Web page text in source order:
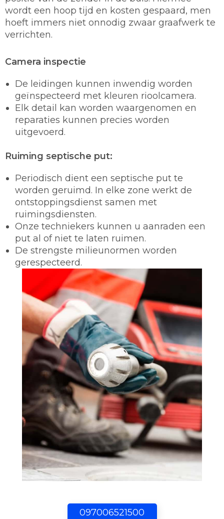
097006521500
wordt een hoop tijd en kosten gespaard, men
hoeft immers niet onnodig zwaar graafwerk te
verrichten.
Camera inspectie
De leidingen kunnen inwendig worden
geïnspecteerd met kleuren rioolcamera.
Elk detail kan worden waargenomen en
reparaties kunnen precies worden
uitgevoerd.
Ruiming septische put:
Periodisch dient een septische put te
worden geruimd. In elke zone werkt de
ontstoppingsdienst samen met
ruimingsdiensten.
Onze techniekers kunnen u aanraden een
put al of niet te laten ruimen.
De strengste milieunormen worden
gerespecteerd.